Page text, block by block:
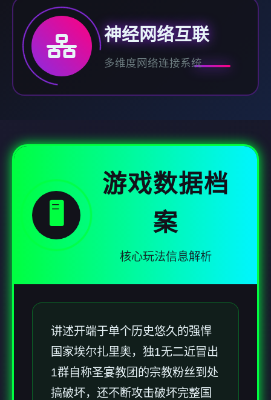
神经网络互联
多维度网络连接系统
🖥️
游戏数据档
案
核心玩法信息解析
讲述开端于单个历史悠久的强悍
国家埃尔扎里奥，独1无二近冒出
1群自称圣宴教团的宗教粉丝到处
搞破坏，还不断攻击破坏完整国